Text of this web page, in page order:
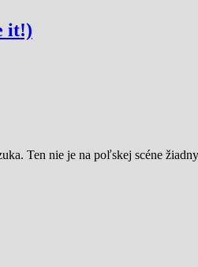
it!)
Ten nie je na poľskej scéne